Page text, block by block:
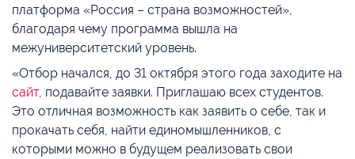
платформа «Россия – страна возможностей»,
благодаря чему программа вышла на
межуниверситетский уровень.
«Отбор начался, до 31 октября этого года заходите на
сайт, подавайте заявки. Приглашаю всех студентов.
Это отличная возможность как заявить о себе, так и
прокачать себя, найти единомышленников, с
которыми можно в будущем реализовать свои